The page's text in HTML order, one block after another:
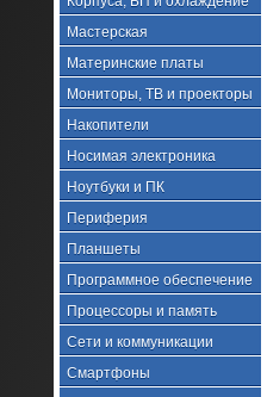
Мастерская
Материнские платы
Мониторы, ТВ и проекторы
Накопители
Носимая электроника
Ноутбуки и ПК
Периферия
Планшеты
Программное обеспечение
Процессоры и память
Сети и коммуникации
Смартфоны